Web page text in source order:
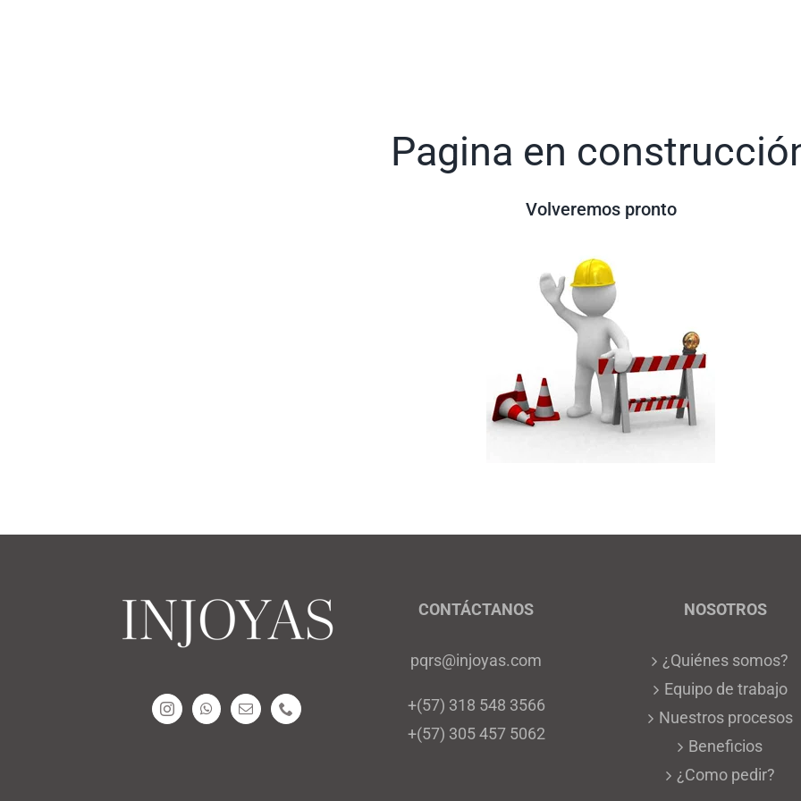
Pagina en
Volveremos pronto
CONTÁCTANOS
pqrs@injoyas.com
+(57) 318 548 3566
+(57) 305 457 5062
NOSOTROS
¿Quiénes somos?
Equipo de trabajo
Nuestros procesos
Beneficios
¿Como pedir?